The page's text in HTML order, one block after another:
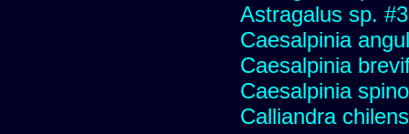
Astragalus sp.
Caesalpinia
Caesalpinia
Caesalpinia
Calliandra